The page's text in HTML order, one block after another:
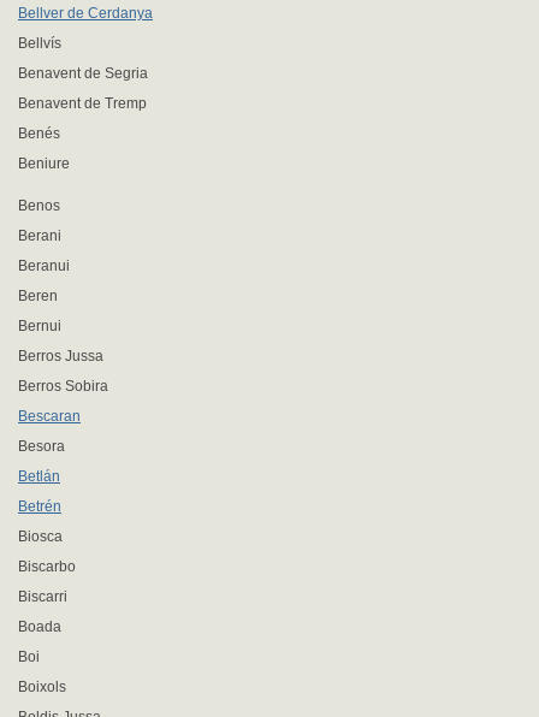
Bellver de Cerdanya
Bellvís
Benavent de Segria
Benavent de Tremp
Benés
Beniure
Benos
Berani
Beranui
Beren
Bernui
Berros Jussa
Berros Sobira
Bescaran
Besora
Betlán
Betrén
Biosca
Biscarbo
Biscarri
Boada
Boi
Boixols